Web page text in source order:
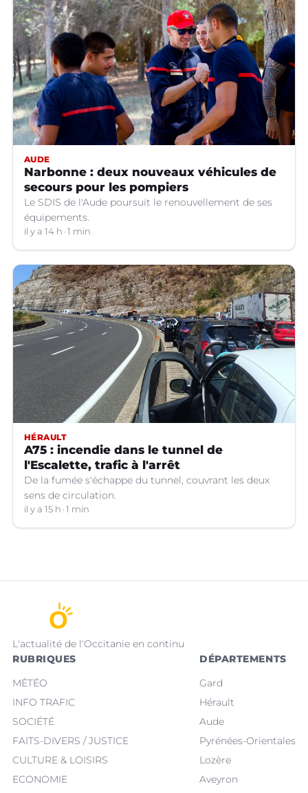
AUDE
Narbonne : deux nouveaux véhicules de
secours pour les pompiers
Le SDIS de l'Aude poursuit le renouvellement de ses
équipements.
il y a 14 h 1 min
HÉRAULT
A75 : incendie dans le tunnel de
l'Escalette, trafic à l'arrêt
De la fumée s'échappe du tunnel, couvrant les deux
sens de circulation.
il y a 15 h 1 min
L'actualité de l'Occitanie en continu
RUBRIQUES
MÉTÉO
INFO TRAFIC
SOCIÉTÉ
FAITS-DIVERS / JUSTICE
CULTURE & LOISIRS
ECONOMIE
DÉPARTEMENTS
Gard
Hérault
Aude
Pyrénées-Orientales
Lozère
Aveyron